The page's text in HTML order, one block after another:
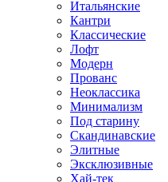
Итальянские
Кантри
Классические
Лофт
Модерн
Прованс
Неоклассика
Минимализм
Под старину
Скандинавские
Элитные
Эксклюзивные
Хай-тек